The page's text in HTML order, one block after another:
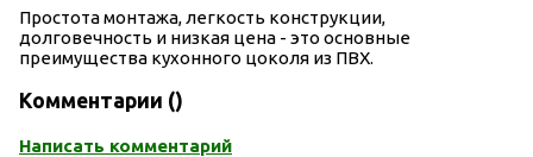
Простота монтажа, легкость конструкции,
долговечность и низкая цена - это основные
преимущества кухонного цоколя из ПВХ.
Комментарии ()
Написать комментарий